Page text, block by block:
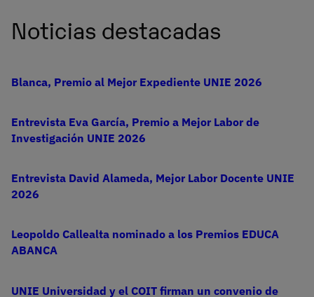
Noticias destacadas
Blanca, Premio al Mejor Expediente UNIE 2026
Entrevista Eva García, Premio a Mejor Labor de
Investigación UNIE 2026
Entrevista David Alameda, Mejor Labor Docente UNIE
2026
Leopoldo Callealta nominado a los Premios EDUCA
ABANCA
UNIE Universidad y el COIT firman un convenio de